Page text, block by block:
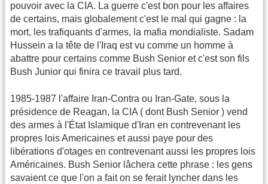
pouvoir avec la CIA. La guerre c'est bon pour les affaires
de certains, mais globalement c'est le mal qui gagne : la
mort, les trafiquants d'armes, la mafia mondialiste. Sadam
Hussein a la tête de l'Iraq est vu comme un homme à
abattre pour certains comme Bush Senior et c'est son fils
Bush Junior qui finira ce travail plus tard.
1985-1987 l'affaire Iran-Contra ou Iran-Gate, sous la
présidence de Reagan, la CIA ( dont Bush Senior ) vend
des armes à l'État Islamique d'Iran en contrevenant les
propres lois Americaines et aussi paye pour des
libérations d'otages en contrevenant aussi les propres lois
Américaines. Bush Senior lâchera cette phrase : les gens
savaient ce que l'on a fait on se ferait lyncher dans les